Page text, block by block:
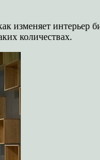
изменяет
количествах.